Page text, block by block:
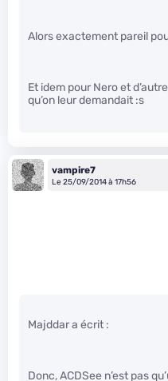
Alors exactement pareil
Et idem pour Nero et
qu’on leur demandait :s
vampire7
Le 25/09/2014 à 17h56
Majddar a écrit :
Donc, ACDSee n’est pas